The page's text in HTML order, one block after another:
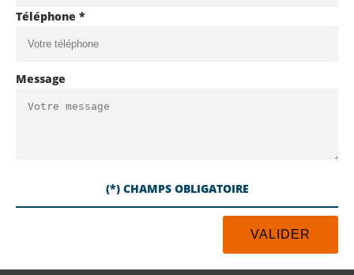
Téléphone *
Message
(*) CHAMPS OBLIGATOIRE